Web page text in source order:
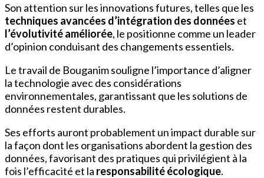
Son attention sur les innovations futures, telles que les
techniques avancées d’intégration des données et
l’évolutivité améliorée, le positionne comme un leader
d’opinion conduisant des changements essentiels.
Le travail de Bouganim souligne l’importance d’aligner
la technologie avec des considérations
environnementales, garantissant que les solutions de
données restent durables.
Ses efforts auront probablement un impact durable sur
la façon dont les organisations abordent la gestion des
données, favorisant des pratiques qui privilégient à la
fois l’efficacité et la responsabilité écologique.